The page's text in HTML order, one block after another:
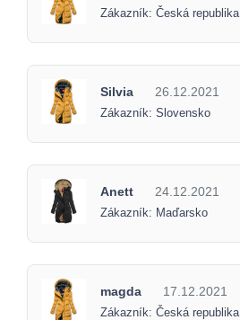
Zákazník: Česká republika
Silvia 26.12.2021
Zákazník: Slovensko
Anett 24.12.2021
Zákazník: Maďarsko
magda 17.12.2021
Zákazník: Česká republika